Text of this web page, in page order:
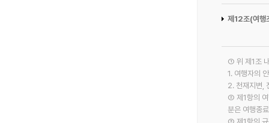
제12조(여행
① 위 제1조
1. 여행자의
2. 천재지변,
② 제1항의 여
분은 여행종